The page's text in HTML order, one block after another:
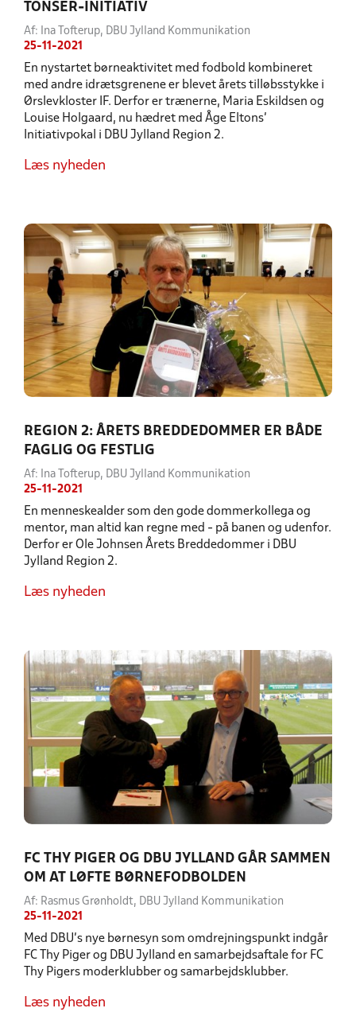
TONSER-INITIATIV
Af: Ina Tofterup, DBU Jylland Kommunikation
25-11-2021
En nystartet børneaktivitet med fodbold kombineret
med andre idrætsgrenene er blevet årets tilløbsstykke i
Ørslevkloster IF. Derfor er trænerne, Maria Eskildsen og
Louise Holgaard, nu hædret med Åge Eltons'
Initiativpokal i DBU Jylland Region 2.
Læs nyheden
REGION 2: ÅRETS BREDDEDOMMER ER BÅDE
FAGLIG OG FESTLIG
Af: Ina Tofterup, DBU Jylland Kommunikation
25-11-2021
En menneskealder som den gode dommerkollega og
mentor, man altid kan regne med - på banen og udenfor.
Derfor er Ole Johnsen Årets Breddedommer i DBU
Jylland Region 2.
Læs nyheden
FC THY PIGER OG DBU JYLLAND GÅR SAMMEN
OM AT LØFTE BØRNEFODBOLDEN
Af: Rasmus Grønholdt, DBU Jylland Kommunikation
25-11-2021
Med DBU's nye børnesyn som omdrejningspunkt indgår
FC Thy Piger og DBU Jylland en samarbejdsaftale for FC
Thy Pigers moderklubber og samarbejdsklubber.
Læs nyheden